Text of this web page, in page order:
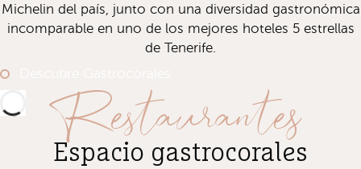
Michelin del país, junto con una diversidad gastronómica
incomparable en uno de los mejores hoteles 5 estrellas
de Tenerife.
Restaurantes
Espacio gastrocorales